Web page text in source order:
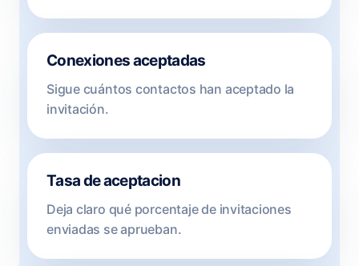
Conexiones aceptadas
Sigue cuántos contactos han aceptado la
invitación.
Tasa de aceptacion
Deja claro qué porcentaje de invitaciones
enviadas se aprueban.